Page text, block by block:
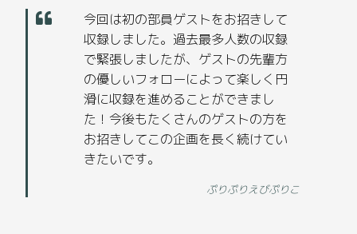
今回は初の部員ゲストをお招きして
収録しました。過去最多人数の収録
で緊張しましたが、ゲストの先輩方
の優しいフォローによって楽しく円
滑に収録を進めることができまし
た！今後もたくさんのゲストの方を
お招きしてこの企画を長く続けてい
きたいです。
ぷりぷりえびぷりこ